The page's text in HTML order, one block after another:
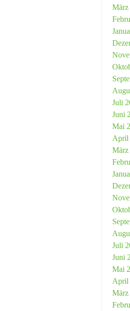
März
Juli
Juni
Mai
April
März
Juli
Juni
Mai
April
März